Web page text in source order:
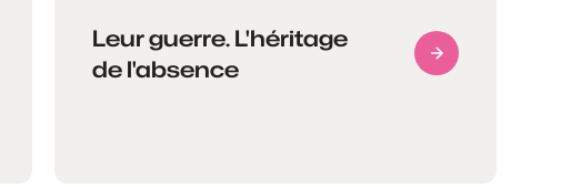
Leur guerre. L'héritage
de l'absence